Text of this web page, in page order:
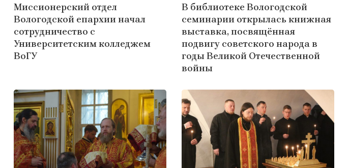
Миссионерский отдел
Вологодской епархии начал
сотрудничество с
Университетским колледжем
ВоГУ
В библиотеке Вологодской
семинарии открылась книжная
выставка, посвящённая
подвигу советского народа в
годы Великой Отечественной
войны